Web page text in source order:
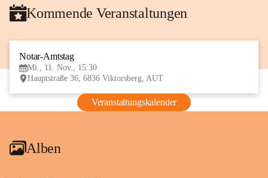
Kommende Veranstaltungen
Notar-Amtstag
Mi., 11. Nov., 15:30
Hauptstraße 36, 6836 Viktorsberg, AUT
Veranstaltungskalender
Alben